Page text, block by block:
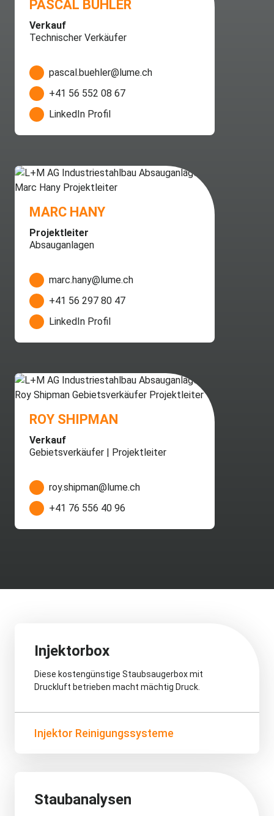
PASCAL BÜHLER
Verkauf
Technischer Verkäufer
pascal.buehler@lume.ch
+41 56 552 08 67
LinkedIn Profil
MARC HANY
Projektleiter
Absauganlagen
marc.hany@lume.ch
+41 56 297 80 47
LinkedIn Profil
ROY SHIPMAN
Verkauf
Gebietsverkäufer | Projektleiter
roy.shipman@lume.ch
+41 76 556 40 96
Injektorbox
Diese kostengünstige Staubsaugerbox mit
Druckluft betrieben macht mächtig Druck.
Injektor Reinigungssysteme
Staubanalysen